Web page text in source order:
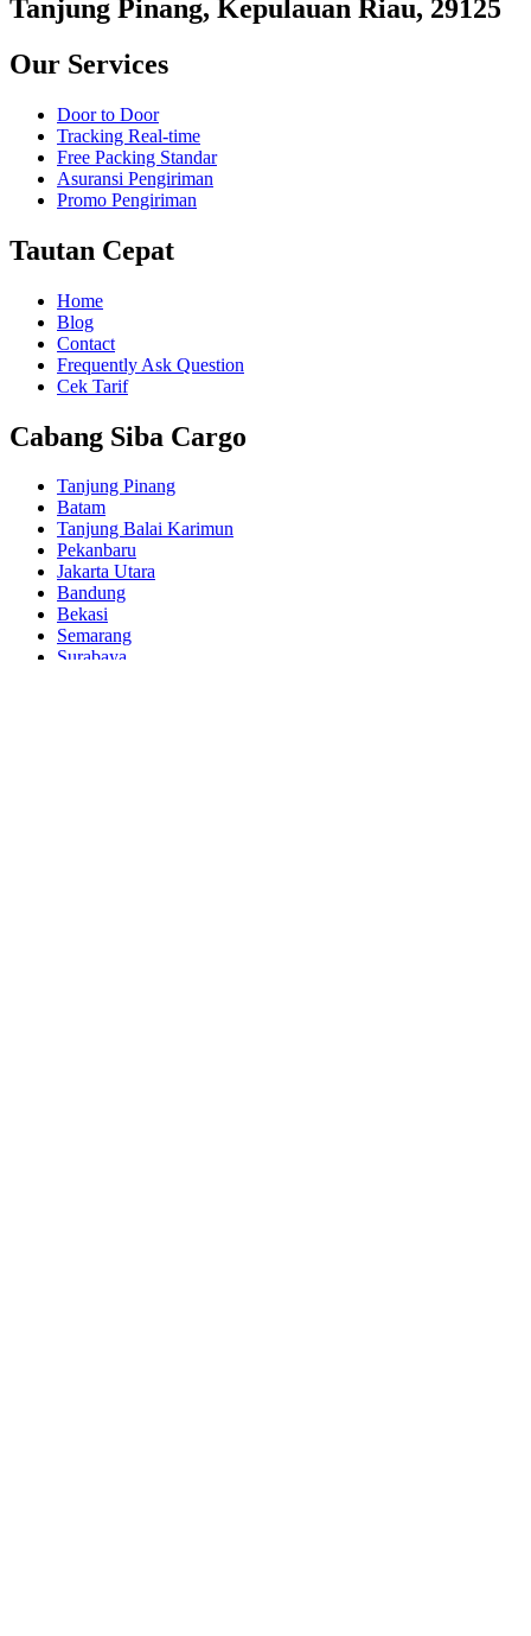
Tanjung Pinang, Kepulauan Riau, 29125
Our Services
Door to Door
Tracking Real-time
Free Packing Standar
Asuransi Pengiriman
Promo Pengiriman
Tautan Cepat
Home
Blog
Contact
Frequently Ask Question
Cek Tarif
Cabang Siba Cargo
Tanjung Pinang
Batam
Tanjung Balai Karimun
Pekanbaru
Jakarta Utara
Bandung
Bekasi
Semarang
Surabaya